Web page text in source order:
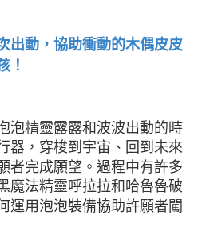
出動，協助衝動的木偶皮皮
！
泡精靈露露和波波出動的時
器，穿梭到宇宙、回到未來
者完成願望。過程中有許多
魔法精靈呼拉拉和哈魯魯破
運用泡泡裝備協助許願者闖